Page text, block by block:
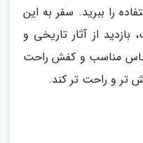
را ببرید. سفر به این
از آثار تاریخی و
مناسب و کفش راحت
تر و راحت تر کند.